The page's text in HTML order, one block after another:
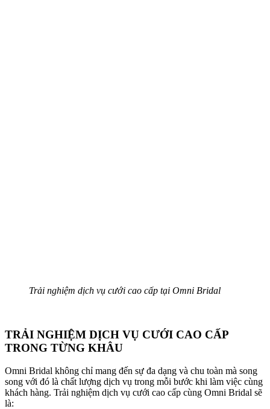
Trải nghiệm dịch vụ cưới cao cấp tại Omni Bridal
TRẢI NGHIỆM DỊCH VỤ CƯỚI CAO CẤP
TRONG TỪNG KHÂU
Omni Bridal không chỉ mang đến sự đa dạng và chu toàn mà song
song với đó là chất lượng dịch vụ trong mỗi bước khi làm việc cùng
khách hàng. Trải nghiệm dịch vụ cưới cao cấp cùng Omni Bridal sẽ
là: